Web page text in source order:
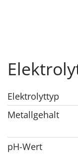
Elektrolyttyp
Metallgehalt
pH-Wert